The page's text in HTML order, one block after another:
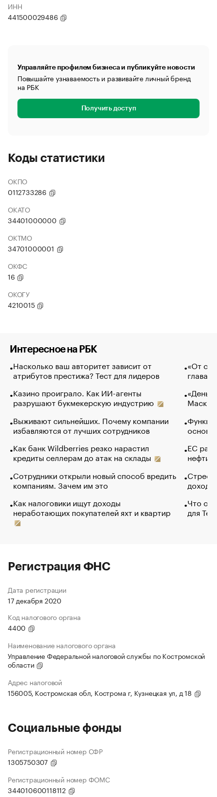
ИНН
441500029486
Управляйте профилем бизнеса и публикуйте новости
Повышайте узнаваемость и развивайте личный бренд
на РБК
Получить доступ
Коды статистики
ОКПО
0112733286
ОКАТО
34401000000
ОКТМО
34701000001
ОКФС
16
ОКОГУ
4210015
Интересное на РБК
Насколько ваш авторитет зависит от
атрибутов престижа? Тест для лидеров
Казино проиграло. Как ИИ-агенты
разрушают букмекерскую индустрию
Выживают сильнейших. Почему компании
избавляются от лучших сотрудников
Как банк Wildberries резко нарастил
кредиты селлерам до атак на склады
Сотрудники открыли новый способ вредить
компаниям. Зачем им это
Как налоговики ищут доходы
неработающих покупателей яхт и квартир
«От
глава
Маск в
основ
ЕС
нефти
Что
для
Регистрация ФНС
Дата регистрации
17 декабря 2020
Код налогового органа
4400
Наименование налогового органа
Управление Федеральной налоговой службы по Костромской
области
Адрес налоговой
156005, Костромская обл, Кострома г, Кузнецкая ул, д 18
Социальные фонды
Регистрационный номер СФР
1305750307
Регистрационный номер ФОМС
344010600118112